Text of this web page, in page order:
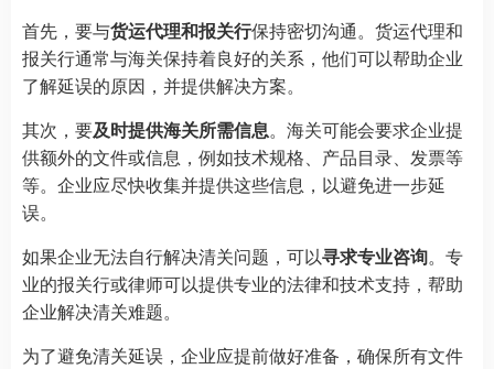
首先，要与货运代理和报关行保持密切沟通。货运代理和
报关行通常与海关保持着良好的关系，他们可以帮助企业
了解延误的原因，并提供解决方案。
其次，要及时提供海关所需信息。海关可能会要求企业提
供额外的文件或信息，例如技术规格、产品目录、发票等
等。企业应尽快收集并提供这些信息，以避免进一步延
误。
如果企业无法自行解决清关问题，可以寻求专业咨询。专
业的报关行或律师可以提供专业的法律和技术支持，帮助
企业解决清关难题。
为了避免清关延误，企业应提前做好准备，确保所有文件